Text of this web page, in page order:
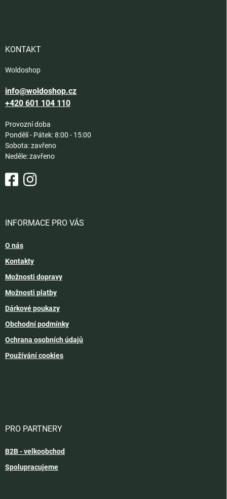
KONTAKT
Woldoshop
info@woldoshop.cz
+420 601 104 110
Provozní doba
Pondělí - Pátek: 8:00 - 15:00
Sobota: zavřeno
Neděle: zavřeno
INFORMACE PRO VÁS
O nás
Kontakty
Možnosti dopravy
Možnosti platby
Dárkové poukazy
Obchodní podmínky
Ochrana osobních údajů
Používání cookies
PRO PARTNERY
B2B - velkoobchod
Spolupracujeme